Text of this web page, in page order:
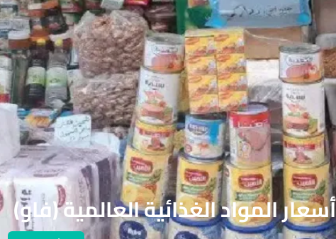
المواد الغذائية العالمية (فاو)